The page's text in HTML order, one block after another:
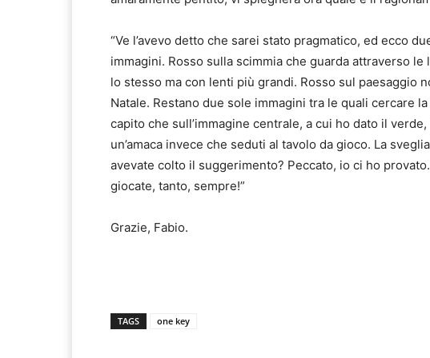
“Ve l’avevo detto che sarei stato pragmatico, ed ecco
immagini. Rosso sulla scimmia che guarda attraverso
lo stesso ma con lenti più grandi. Rosso sul paesaggio
Natale. Restano due sole immagini tra le quali cercare
capito che sull’immagine centrale, a cui ho dato il
un’amaca invece che seduti al tavolo da gioco. La
avevate colto il suggerimento? Peccato, io ci ho
giocate, tanto, sempre!”
Grazie, Fabio.
TAGS one key